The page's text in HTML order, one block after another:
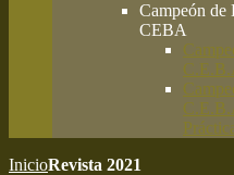
Campeón de
CEBA
InicioRevista 2021